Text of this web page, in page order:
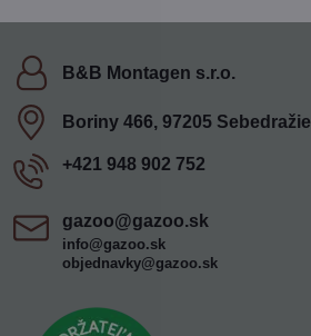
B&B Montagen s​.r​.o​.
Boriny 466, 97205 Sebedražie
+421 948 902 752
gazoo​@gazoo​.sk
info@gazoo.sk
objednavky@gazoo.sk